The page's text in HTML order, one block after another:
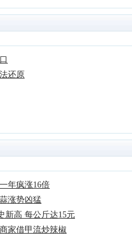
还原
年疯涨16倍
涨势凶猛
新高 每公斤达15元
家借甲流炒辣椒